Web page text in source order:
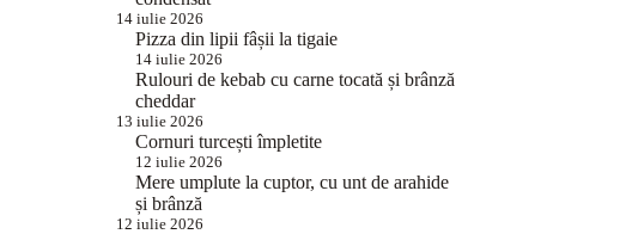
14 iulie 2026
Pizza din lipii fâșii la tigaie
14 iulie 2026
Rulouri de kebab cu carne tocată și brânză
cheddar
13 iulie 2026
Cornuri turcești împletite
12 iulie 2026
Mere umplute la cuptor, cu unt de arahide
și brânză
12 iulie 2026